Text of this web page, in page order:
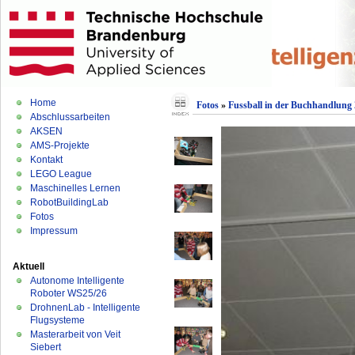
Home
Abschlussarbeiten
AKSEN
AMS-Projekte
Kontakt
LEGO League
Maschinelles Lernen
RobotBuildingLab
Fotos
Impressum
Aktuell
Autonome Intelligente
Roboter WS25/26
DrohnenLab - Intelligente
Flugsysteme
Masterarbeit von Veit
Siebert
Fotos» Fussball in der Buchhandlung